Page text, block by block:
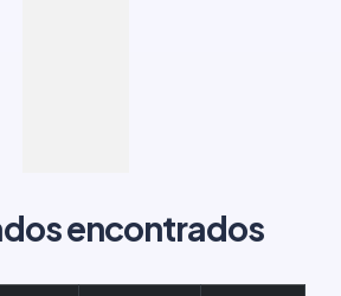
encontrados